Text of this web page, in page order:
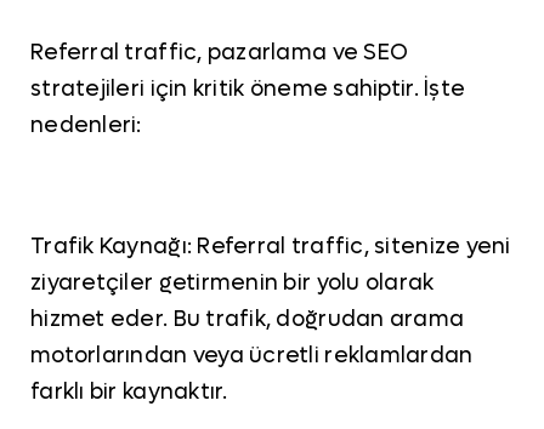
Referral traffic, pazarlama ve SEO
stratejileri için kritik öneme sahiptir. İşte
nedenleri:
Trafik Kaynağı: Referral traffic, sitenize yeni
ziyaretçiler getirmenin bir yolu olarak
hizmet eder. Bu trafik, doğrudan arama
motorlarından veya ücretli reklamlardan
farklı bir kaynaktır.